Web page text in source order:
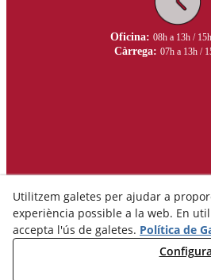
Oficina: 08h a 13h /
Càrrega: 07h a 13h /
Utilitzem galetes per ajudar a
experiència possible a la web. En
accepta l'ús de galetes. Política de